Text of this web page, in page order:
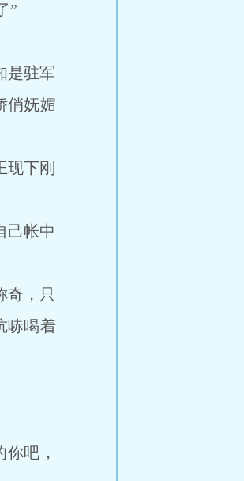
”
是驻军
俏妩媚
下刚
己帐中
，只
哧喝着
吧，